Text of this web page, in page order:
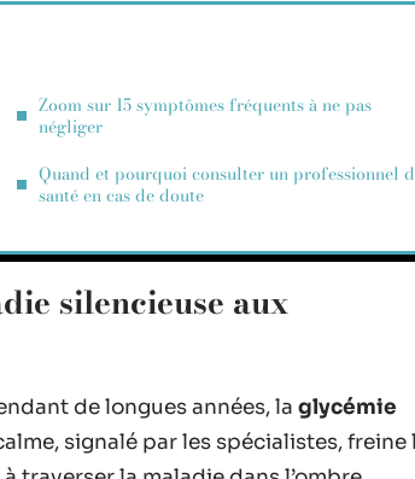
Zoom sur 15 symptômes fréquents à ne pas
négliger
Quand et pourquoi consulter un professionnel
santé en cas de doute
silencieuse aux
de longues années, la glycémie
signalé par les spécialistes, freine